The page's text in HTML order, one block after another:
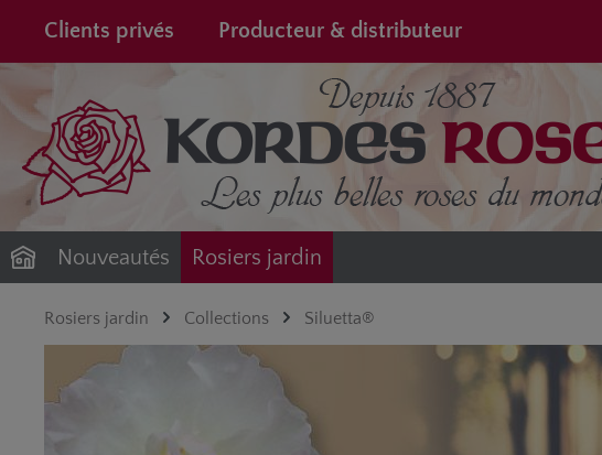
Passer à la navigation principale
Clients privés Producteur & distributeur
Nouveautés Rosiers jardin
Rosiers jardin Collections Siluetta®